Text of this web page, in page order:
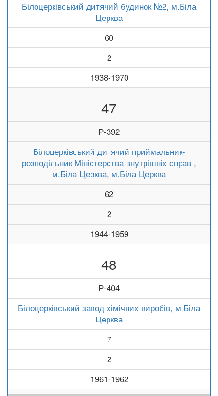
Білоцерківський дитячий будинок №2, м.Біла
Церква
60
2
1938-1970
47
Р-392
Білоцерківський дитячий приймальник-
розподільник Міністерства внутрішніх справ ,
м.Біла Церква, м.Біла Церква
62
2
1944-1959
48
Р-404
Білоцерківський завод хімічних виробів, м.Біла
Церква
7
2
1961-1962